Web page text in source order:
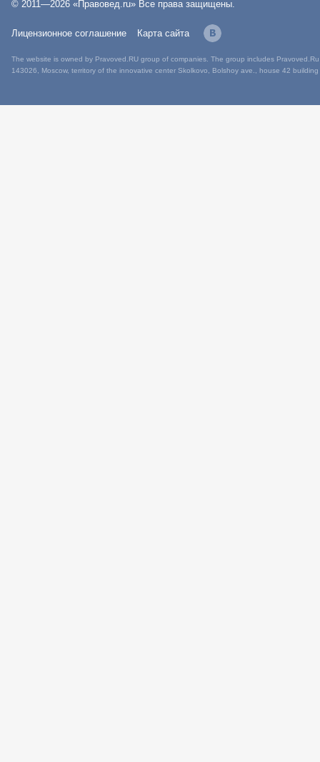
© 2011—2026 «Правовед.ru» Все права защищены.
Лицензионное соглашение Карта сайта
The website is owned by Pravoved.RU group of companies. The group includes
143026, Moscow, territory of the innovative center Skolkovo, Bolshoy ave., house 42